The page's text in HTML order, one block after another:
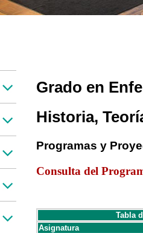
Grado en
Historia,
Programas y
Consulta del
Tabla
Asignatura